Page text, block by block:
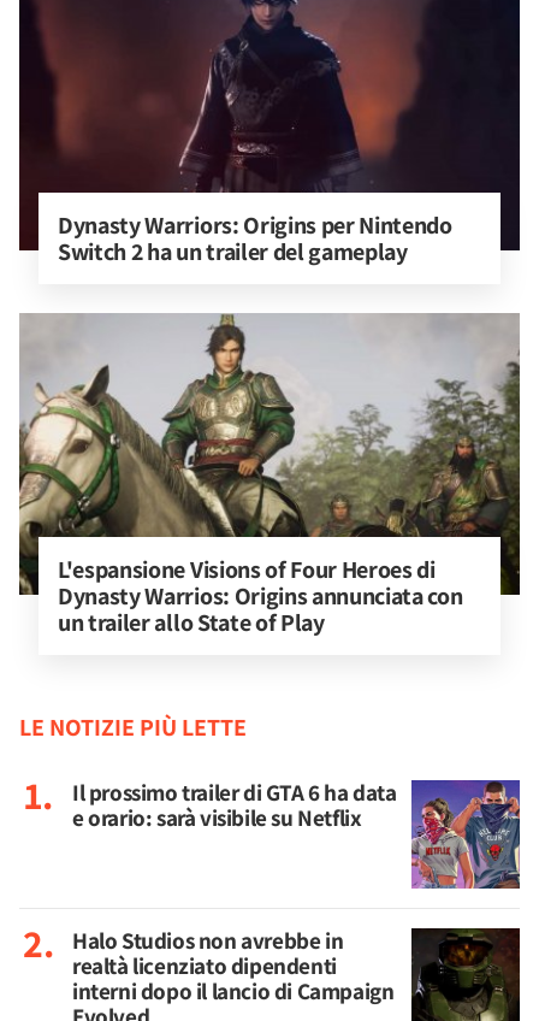
Dynasty Warriors: Origins per Nintendo
Switch 2 ha un trailer del gameplay
L'espansione Visions of Four Heroes di
Dynasty Warrios: Origins annunciata con
un trailer allo State of Play
LE NOTIZIE PIÙ LETTE
Il prossimo trailer di GTA 6 ha data
e orario: sarà visibile su Netflix
Halo Studios non avrebbe in
realtà licenziato dipendenti
interni dopo il lancio di Campaign